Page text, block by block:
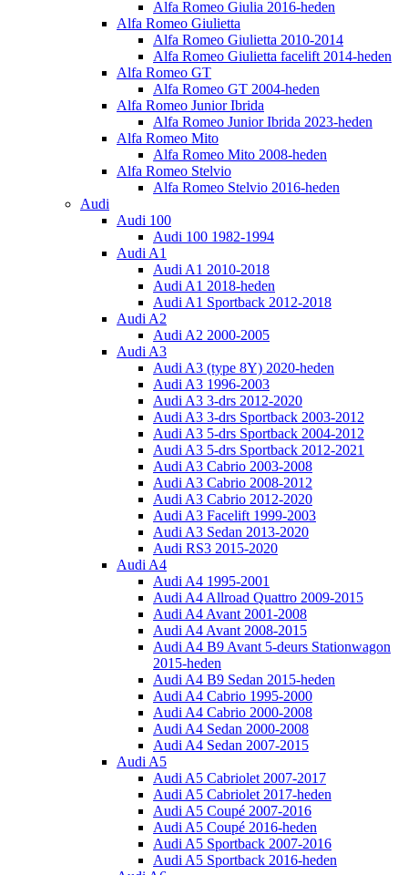
Alfa Romeo Giulia 2016-heden
Alfa Romeo Giulietta
Alfa Romeo Giulietta 2010-2014
Alfa Romeo Giulietta facelift 2014-heden
Alfa Romeo GT
Alfa Romeo GT 2004-heden
Alfa Romeo Junior Ibrida
Alfa Romeo Junior Ibrida 2023-heden
Alfa Romeo Mito
Alfa Romeo Mito 2008-heden
Alfa Romeo Stelvio
Alfa Romeo Stelvio 2016-heden
Audi
Audi 100
Audi 100 1982-1994
Audi A1
Audi A1 2010-2018
Audi A1 2018-heden
Audi A1 Sportback 2012-2018
Audi A2
Audi A2 2000-2005
Audi A3
Audi A3 (type 8Y) 2020-heden
Audi A3 1996-2003
Audi A3 3-drs 2012-2020
Audi A3 3-drs Sportback 2003-2012
Audi A3 5-drs Sportback 2004-2012
Audi A3 5-drs Sportback 2012-2021
Audi A3 Cabrio 2003-2008
Audi A3 Cabrio 2008-2012
Audi A3 Cabrio 2012-2020
Audi A3 Facelift 1999-2003
Audi A3 Sedan 2013-2020
Audi RS3 2015-2020
Audi A4
Audi A4 1995-2001
Audi A4 Allroad Quattro 2009-2015
Audi A4 Avant 2001-2008
Audi A4 Avant 2008-2015
Audi A4 B9 Avant 5-deurs Stationwagon
2015-heden
Audi A4 B9 Sedan 2015-heden
Audi A4 Cabrio 1995-2000
Audi A4 Cabrio 2000-2008
Audi A4 Sedan 2000-2008
Audi A4 Sedan 2007-2015
Audi A5
Audi A5 Cabriolet 2007-2017
Audi A5 Cabriolet 2017-heden
Audi A5 Coupé 2007-2016
Audi A5 Coupé 2016-heden
Audi A5 Sportback 2007-2016
Audi A5 Sportback 2016-heden